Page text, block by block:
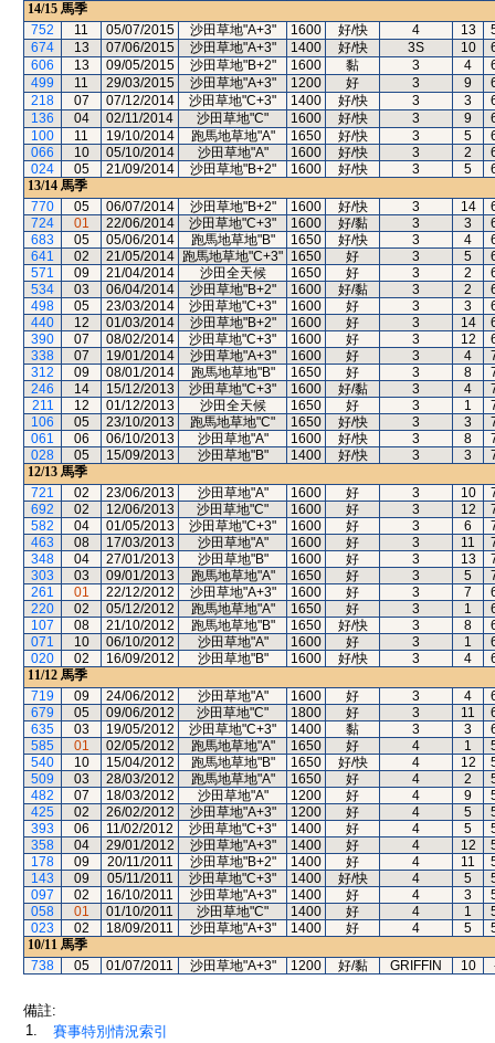
14/15 馬季
752
11 05/07/2015 沙田草地"A+3" 1600 好/快 4 13
674
13 07/06/2015 沙田草地"A+3" 1400 好/快 3S 10
606
13 09/05/2015 沙田草地"B+2" 1600 黏 3 4
499
11 29/03/2015 沙田草地"A+3" 1200 好 3 9
218
07 07/12/2014 沙田草地"C+3" 1400 好/快 3 3
136
04 02/11/2014 沙田草地"C" 1600 好/快 3 9
100
11 19/10/2014 跑馬地草地"A" 1650 好/快 3 5
066
10 05/10/2014 沙田草地"A" 1600 好/快 3 2
024
05 21/09/2014 沙田草地"B+2" 1600 好/快 3 5
13/14 馬季
770
05 06/07/2014 沙田草地"B+2" 1600 好/快 3 14
724
01 22/06/2014 沙田草地"C+3" 1600 好/黏 3 3
683
05 05/06/2014 跑馬地草地"B" 1650 好/快 3 4
641
02 21/05/2014 跑馬地草地"C+3" 1650 好 3 5
571
09 21/04/2014 沙田全天候 1650 好 3 2
534
03 06/04/2014 沙田草地"B+2" 1600 好/黏 3 2
498
05 23/03/2014 沙田草地"C+3" 1600 好 3 3
440
12 01/03/2014 沙田草地"B+2" 1600 好 3 14
390
07 08/02/2014 沙田草地"C+3" 1600 好 3 12
338
07 19/01/2014 沙田草地"A+3" 1600 好 3 4
312
09 08/01/2014 跑馬地草地"B" 1650 好 3 8
246
14 15/12/2013 沙田草地"C+3" 1600 好/黏 3 4
211
12 01/12/2013 沙田全天候 1650 好 3 1
106
05 23/10/2013 跑馬地草地"C" 1650 好/快 3 3
061
06 06/10/2013 沙田草地"A" 1600 好/快 3 8
028
05 15/09/2013 沙田草地"B" 1400 好/快 3 3
12/13 馬季
721
02 23/06/2013 沙田草地"A" 1600 好 3 10
692
02 12/06/2013 沙田草地"C" 1600 好 3 12
582
04 01/05/2013 沙田草地"C+3" 1600 好 3 6
463
08 17/03/2013 沙田草地"A" 1600 好 3 11
348
04 27/01/2013 沙田草地"B" 1600 好 3 13
303
03 09/01/2013 跑馬地草地"A" 1650 好 3 5
261
01 22/12/2012 沙田草地"A+3" 1600 好 3 7
220
02 05/12/2012 跑馬地草地"A" 1650 好 3 1
107
08 21/10/2012 跑馬地草地"B" 1650 好/快 3 8
071
10 06/10/2012 沙田草地"A" 1600 好 3 1
020
02 16/09/2012 沙田草地"B" 1600 好/快 3 4
11/12 馬季
719
09 24/06/2012 沙田草地"A" 1600 好 3 4
679
05 09/06/2012 沙田草地"C" 1800 好 3 11
635
03 19/05/2012 沙田草地"C+3" 1400 黏 3 3
585
01 02/05/2012 跑馬地草地"A" 1650 好 4 1
540
10 15/04/2012 跑馬地草地"B" 1650 好/快 4 12
509
03 28/03/2012 跑馬地草地"A" 1650 好 4 2
482
07 18/03/2012 沙田草地"A" 1200 好 4 9
425
02 26/02/2012 沙田草地"A+3" 1200 好 4 5
393
06 11/02/2012 沙田草地"C+3" 1400 好 4 5
358
04 29/01/2012 沙田草地"A+3" 1400 好 4 12
178
09 20/11/2011 沙田草地"B+2" 1400 好 4 11
143
09 05/11/2011 沙田草地"C+3" 1400 好/快 4 5
097
02 16/10/2011 沙田草地"A+3" 1400 好 4 3
058
01 01/10/2011 沙田草地"C" 1400 好 4 1
023
02 18/09/2011 沙田草地"A+3" 1400 好 4 5
10/11 馬季
738
05 01/07/2011 沙田草地"A+3" 1200 好/黏 GRIFFIN 10
備註:
1.
賽事特別情況索引